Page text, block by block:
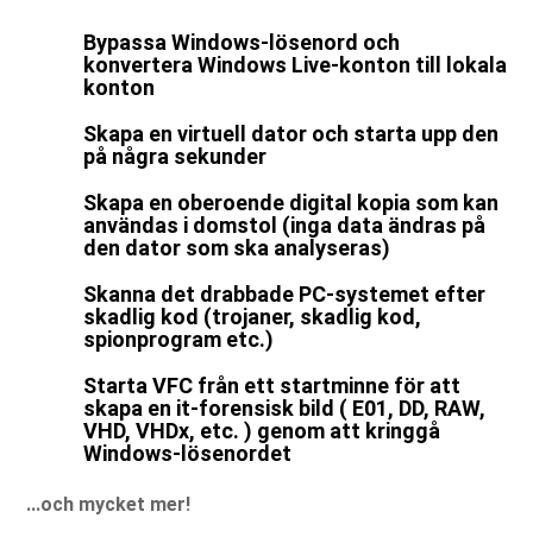
Bypassa Windows-lösenord och
konvertera Windows Live-konton till lokala
konton
Skapa en virtuell dator och starta upp den
på några sekunder
Skapa en oberoende digital kopia som kan
användas i domstol (inga data ändras på
den dator som ska analyseras)
Skanna det drabbade PC-systemet efter
skadlig kod (trojaner, skadlig kod,
spionprogram etc.)
Starta VFC från ett startminne för att
skapa en it-forensisk bild ( E01, DD, RAW,
VHD, VHDx, etc. ) genom att kringgå
Windows-lösenordet
...och mycket mer!